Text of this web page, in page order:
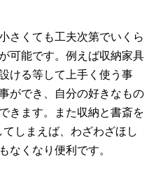
さくても工夫次第でいくら
可能です。例えば収納家具
ける等して上手く使う事
ができ、自分の好きなもの
きます。また収納と書斎を
しまえば、わざわざほし
なくなり便利です。